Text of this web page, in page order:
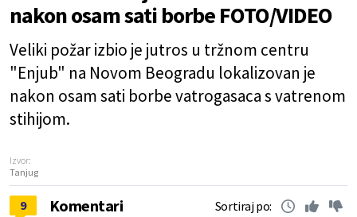
nakon osam sati borbe FOTO/VIDEO
Veliki požar izbio je jutros u tržnom centru
"Enjub" na Novom Beogradu lokalizovan je
nakon osam sati borbe vatrogasaca s vatrenom
stihijom.
Izvor:
Tanjug
9 Komentari Sortiraj po: